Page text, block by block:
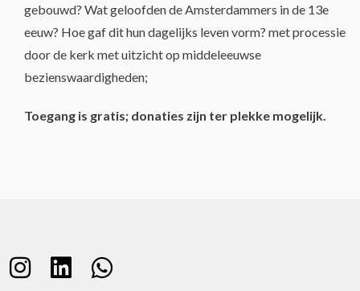
gebouwd? Wat geloofden de Amsterdammers in de 13e
eeuw? Hoe gaf dit hun dagelijks leven vorm? met processie
door de kerk met uitzicht op middeleeuwse
bezienswaardigheden;
Toegang is gratis; donaties zijn ter plekke mogelijk.